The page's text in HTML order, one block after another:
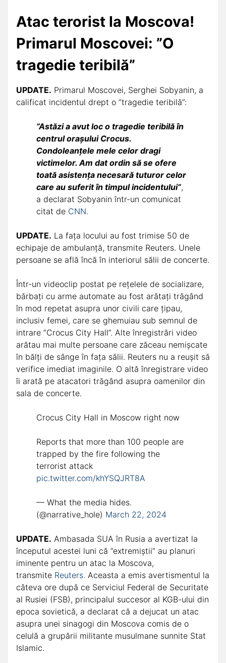
Atac terorist la Moscova!
Primarul Moscovei: ”O
tragedie teribilă”
UPDATE. Primarul Moscovei, Serghei Sobyanin, a
calificat incidentul drept o ”tragedie teribilă”:
”Astăzi a avut loc o tragedie teribilă în
centrul orașului Crocus.
Condoleanțele mele celor dragi
victimelor. Am dat ordin să se ofere
toată asistența necesară tuturor celor
care au suferit în timpul incidentului”,
a declarat Sobyanin într-un comunicat
citat de CNN.
UPDATE. La fața locului au fost trimise 50 de
echipaje de ambulanță, transmite Reuters. Unele
persoane se află încă în interiorul sălii de concerte.
Într-un videoclip postat pe rețelele de socializare,
bărbați cu arme automate au fost arătați trăgând
în mod repetat asupra unor civili care țipau,
inclusiv femei, care se ghemuiau sub semnul de
intrare ”Crocus City Hall”. Alte înregistrări video
arătau mai multe persoane care zăceau nemișcate
în bălți de sânge în fața sălii. Reuters nu a reușit să
verifice imediat imaginile. O altă înregistrare video
îi arată pe atacatori trăgând asupra oamenilor din
sala de concerte.
Crocus City Hall in Moscow right now
Reports that more than 100 people are
trapped by the fire following the
terrоrist attack
pic.twitter.com/khYSQJRT8A
— What the media hides.
(@narrative_hole) March 22, 2024
UPDATE. Ambasada SUA în Rusia a avertizat la
începutul acestei luni că ”extremiștii” au planuri
iminente pentru un atac la Moscova,
transmite Reuters. Aceasta a emis avertismentul la
câteva ore după ce Serviciul Federal de Securitate
al Rusiei (FSB), principalul succesor al KGB-ului din
epoca sovietică, a declarat că a dejucat un atac
asupra unei sinagogi din Moscova comis de o
celulă a grupării militante musulmane sunnite Stat
Islamic.